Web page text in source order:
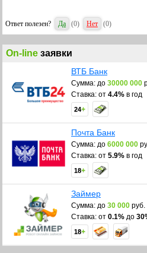
документы по кредиту. После того,
примет окончательное решение и
Регистрация залога предусмотрена
С выбором нецелевых
Тинькофф реально взять кредит не
поручителей на сумму до 2 000 000
Успехов Вам в кредитовании!
Ответ полезен? Да (0) Нет (0)
On-line заявки
ВТБ Банк
Сумма: до 30000 000
Ставка: от 4.4% в год
24+
Почта Банк
Сумма: до 6000 000
Ставка: от 5.9% в год
18+
Займер
Сумма: до 30 000 руб.
Ставка: от 0.1% до
18+